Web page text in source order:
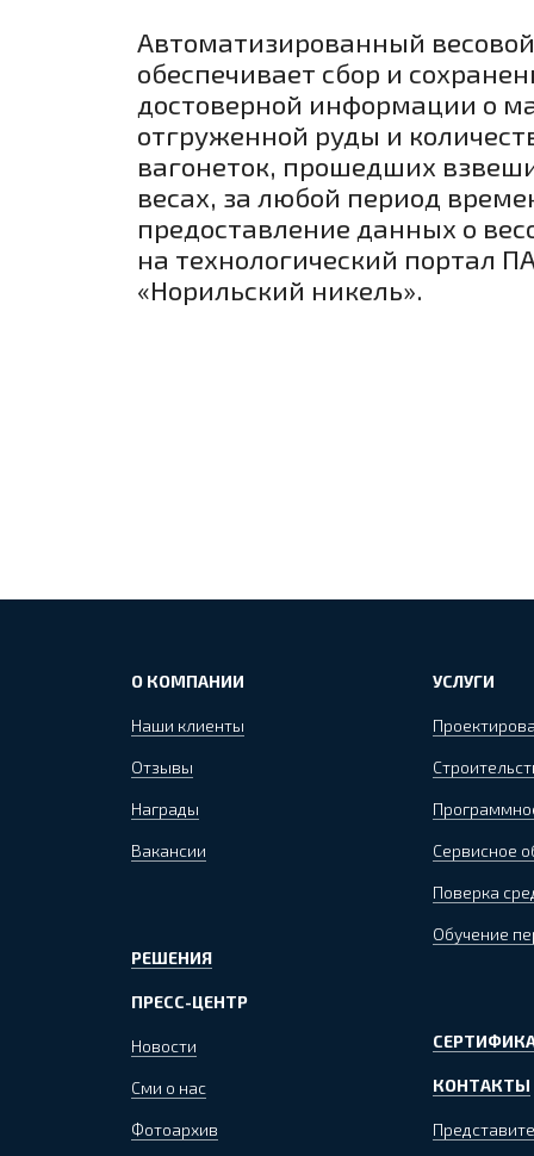
Автоматизированный
обеспечивает сбор и
достоверной информации о
отгруженной руды и
вагонеток, прошедших
весах, за любой период
предоставление данных о
на технологический портал
«Норильский никель».
О КОМПАНИИ
Наши клиенты
Отзывы
Награды
Вакансии
РЕШЕНИЯ
ПРЕСС-ЦЕНТР
Новости
Сми о нас
Фотоархив
УСЛУГИ
Сервисное
Поверка
Обучение
КОНТАКТЫ